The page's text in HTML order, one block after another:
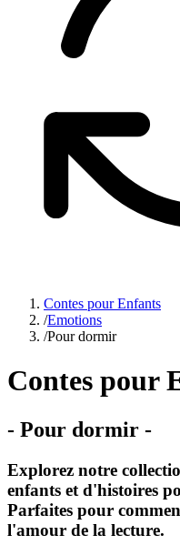
Contes pour Enfants
/Emotions
/Pour dormir
Contes pour
- Pour dormir -
Explorez notre
enfants et d'histoires
Parfaites pour
l'amour de la lecture.